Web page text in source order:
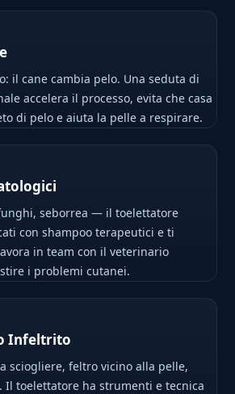
il cane cambia pelo. Una seduta di
accelera il processo, evita che casa
di pelo e aiuta la pelle a respirare.
seborrea — il toelettatore
con shampoo terapeutici e ti
in team con il veterinario
i problemi cutanei.
Infeltrito
sciogliere, feltro vicino alla pelle,
Il toelettatore ha strumenti e tecnica